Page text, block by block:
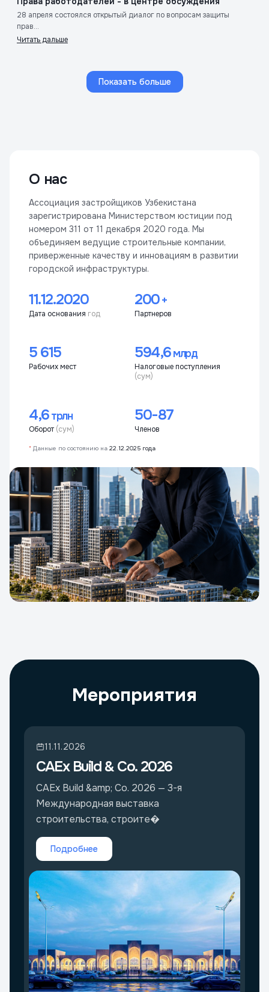
28 апреля состоялся открытый диалог по вопросам защиты
прав...
Читать дальше
Показать больше
О нас
Ассоциация застройщиков Узбекистана
зарегистрирована Министерством юстиции под
номером 311 от 11 декабря 2020 года. Мы
объединяем ведущие строительные компании,
приверженные качеству и инновациям в развитии
городской инфраструктуры.
11.12.2020
Дата основания год
200+
Партнеров
5 615
Рабочих мест
594,6млрд
Налоговые поступления
(сум)
4,6трлн
Оборот (сум)
50-87
Членов
* Данные по состоянию на 22.12.2025 года
Мероприятия
11.11.2026
CAEx Build & Co. 2026
CAEx Build &amp; Co. 2026 — 3-я
Международная выставка
строительства, строите�
Подробнее